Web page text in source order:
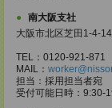
南大阪支社
大阪市北区芝田1-4-
TEL：0120-921-871
MAIL：
担当：採用担当者宛
受付可能日時：